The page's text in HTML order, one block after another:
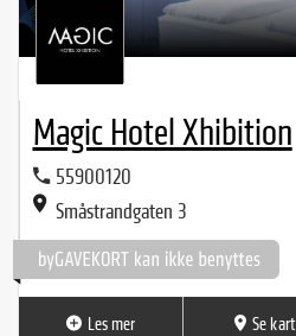
Magic Hotel Xhibition
55900120
Småstrandgaten 3
Les mer Se kart